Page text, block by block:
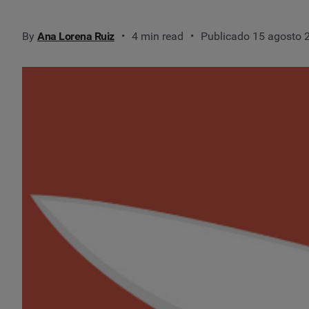
By Ana Lorena Ruiz 4 min read Publicado 15 agosto